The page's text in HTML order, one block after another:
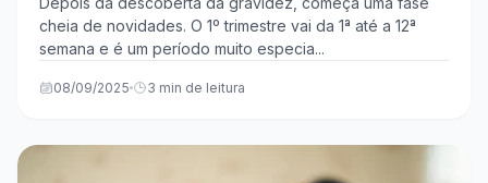
cheia de novidades. O 1º trimestre vai da 1ª até a 12ª
semana e é um período muito especia...
08/09/2025 3 min de leitura